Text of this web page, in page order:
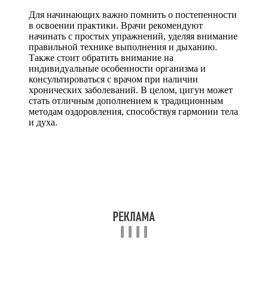
Для начинающих важно помнить о постепенности
в освоении практики. Врачи рекомендуют
начинать с простых упражнений, уделяя внимание
правильной технике выполнения и дыханию.
Также стоит обратить внимание на
индивидуальные особенности организма и
консультироваться с врачом при наличии
хронических заболеваний. В целом, цигун может
стать отличным дополнением к традиционным
методам оздоровления, способствуя гармонии тела
и духа.